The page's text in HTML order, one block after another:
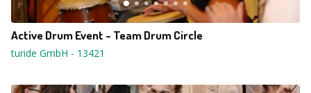
Active Drum Event - Team Drum Circle
turide GmbH - 13421